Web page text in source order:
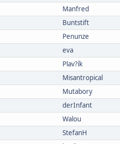
Manfred
Buntstift
Penunze
eva
Plav?ík
Misantropical
Mutabory
derInfant
Walou
StefanH